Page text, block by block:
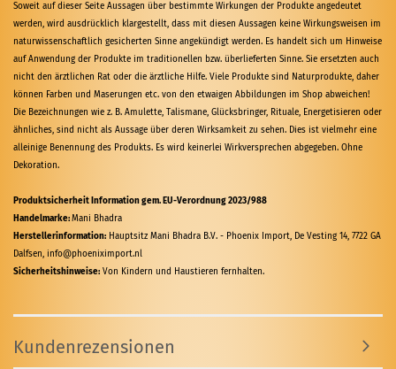
Soweit auf dieser Seite Aussagen über bestimmte Wirkungen der Produkte angedeutet
werden, wird ausdrücklich klargestellt, dass mit diesen Aussagen keine Wirkungsweisen im
naturwissenschaftlich gesicherten Sinne angekündigt werden. Es handelt sich um Hinweise
auf Anwendung der Produkte im traditionellen bzw. überlieferten Sinne. Sie ersetzten auch
nicht den ärztlichen Rat oder die ärztliche Hilfe. Viele Produkte sind Naturprodukte, daher
können Farben und Maserungen etc. von den etwaigen Abbildungen im Shop abweichen!
Die Bezeichnungen wie z. B. Amulette, Talismane, Glücksbringer, Rituale, Energetisieren oder
ähnliches, sind nicht als Aussage über deren Wirksamkeit zu sehen. Dies ist vielmehr eine
alleinige Benennung des Produkts. Es wird keinerlei Wirkversprechen abgegeben. Ohne
Dekoration.
Produktsicherheit Information gem. EU-Verordnung 2023/988
Handelmarke:Mani Bhadra
Herstellerinformation: Hauptsitz Mani Bhadra B.V. - Phoenix Import, De Vesting 14, 7722 GA
Dalfsen, info@phoeniximport.nl
Sicherheitshinweise: Von Kindern und Haustieren fernhalten.
Kundenrezensionen